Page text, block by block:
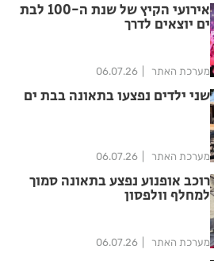
אירועי הקיץ של שנת ה-100 לבת
ים יוצאים לדרך
מערכת האתר 06.07.26
שני ילדים נפצעו בתאונה בבת ים
מערכת האתר 06.07.26
רוכב אופנוע נפצע בתאונה סמוך
למחלף וולפסון
מערכת האתר 06.07.26